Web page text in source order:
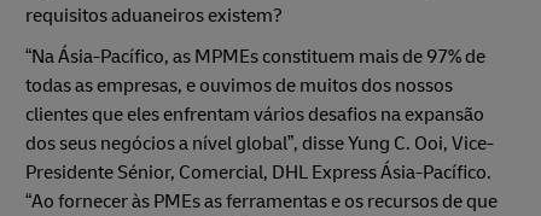
requisitos aduaneiros existem?
“Na Ásia-Pacífico, as MPMEs constituem mais de 97% de
todas as empresas, e ouvimos de muitos dos nossos
clientes que eles enfrentam vários desafios na expansão
dos seus negócios a nível global”, disse Yung C. Ooi, Vice-
Presidente Sénior, Comercial, DHL Express Ásia-Pacífico.
“Ao fornecer às PMEs as ferramentas e os recursos de que